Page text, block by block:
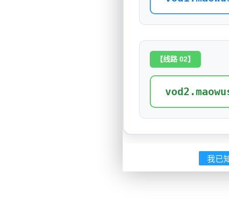
【线路 02】
我已